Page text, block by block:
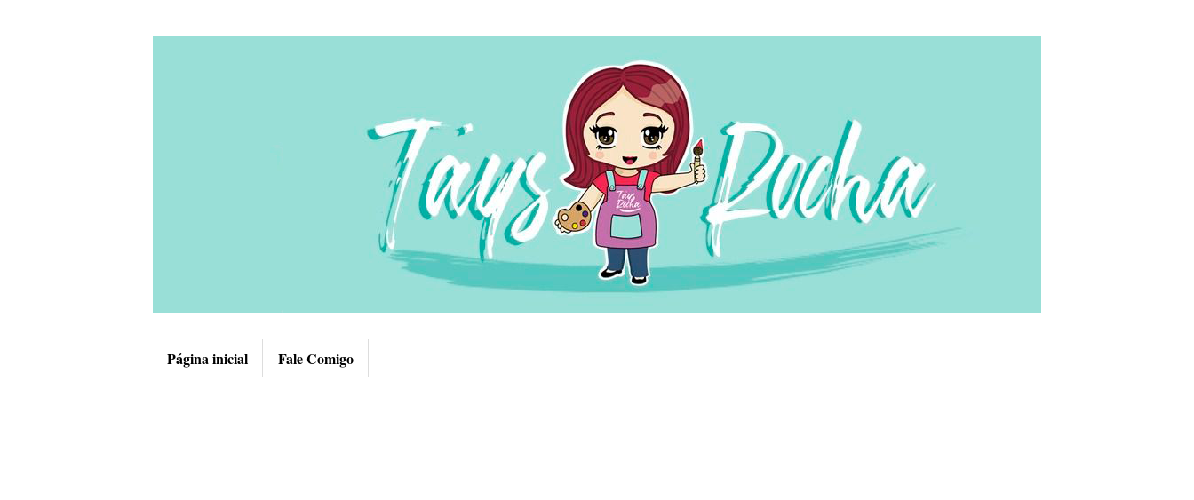
Página inicial Fale Comigo